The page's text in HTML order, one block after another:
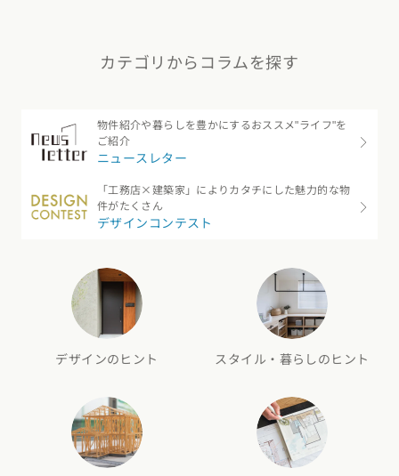
カテゴリからコラムを探す
物件紹介や暮らしを豊かにするおススメ"ライフ"を
ご紹介
ニュースレター
「工務店×建築家」によりカタチにした魅力的な物
件がたくさん
デザインコンテスト
デザインのヒント スタイル・暮らしのヒント